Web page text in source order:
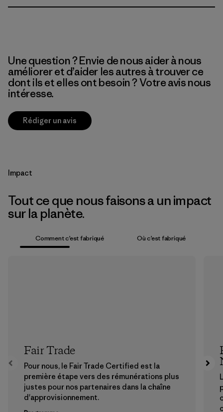
Une question ? Envie de nous aider à nous
améliorer et d’aider les autres à trouver ce
dont ils et elles ont besoin ? Votre avis nous
intéresse.
Rédiger un avis
Impact
Tout ce que nous faisons a un impact
sur la planète.
Comment c’est fabriqué Où c’est fabriqué
Fair Trade
Pour nous, le Fair Trade Certified est la
première étape vers des rémunérations plus
justes pour nos partenaires dans la chaîne
d'approvisionnement.